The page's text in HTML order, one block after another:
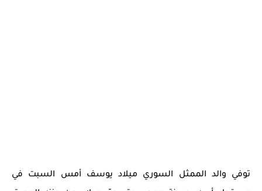
توفي والد الممثل السوري ميلاد يوسف أمس السبت في